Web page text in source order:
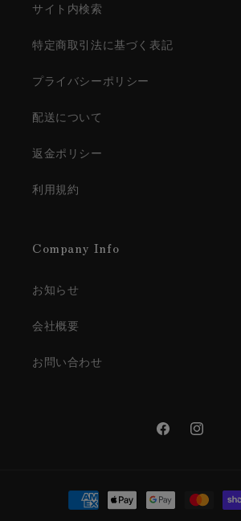
サイト内検索
特定商取引法に基づく表記
プライバシーポリシー
配送について
返金ポリシー
利用規約
Company Info
お知らせ
会社概要
お問い合わせ
FacebookInstagram
決
済